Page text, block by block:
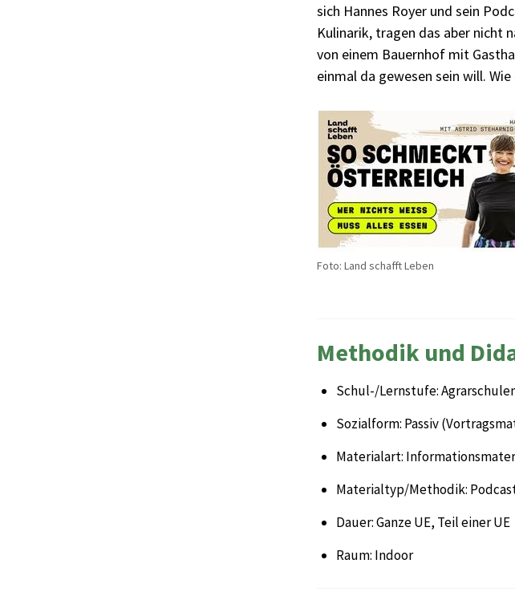
sich Hannes Royer und sein
Kulinarik, tragen das aber nicht
von einem Bauernhof mit
einmal da gewesen sein will.
Foto: Land schafft Leben
Methodik und
Schul-/Lernstufe:
Sozialform: Passiv
Materialart:
Materialtyp/Methodik:
Dauer: Ganze UE, Teil einer UE
Raum: Indoor